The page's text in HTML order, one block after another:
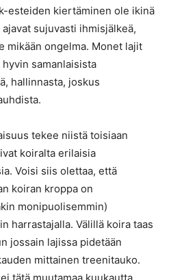
esteiden kiertäminen ole ikinä
sujuvasti ihmisjälkeä,
mikään ongelma. Monet lajit
samanlaisista
hallinnasta, joskus
tekee niistä toisiaan
koiralta erilaisia
Voisi siis olettaa, että
koiran kroppa on
monipuolisemmin)
harrastajalla. Välillä koira taas
jossain lajissa pidetään
mittainen treenitauko.